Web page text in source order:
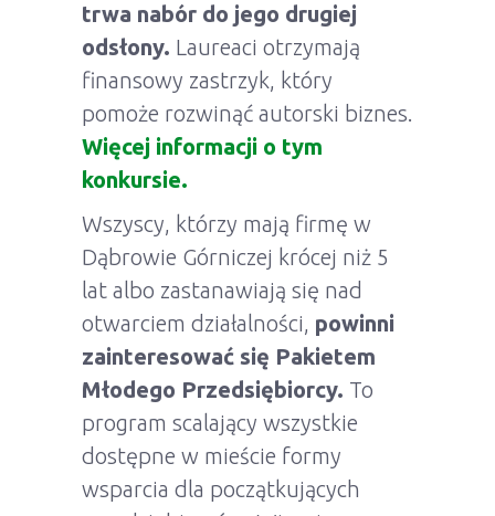
trwa nabór do jego drugiej
odsłony. Laureaci otrzymają
finansowy zastrzyk, który
pomoże rozwinąć autorski biznes.
Więcej informacji o tym
konkursie.
Wszyscy, którzy mają firmę w
Dąbrowie Górniczej krócej niż 5
lat albo zastanawiają się nad
otwarciem działalności, powinni
zainteresować się Pakietem
Młodego Przedsiębiorcy. To
program scalający wszystkie
dostępne w mieście formy
wsparcia dla początkujących